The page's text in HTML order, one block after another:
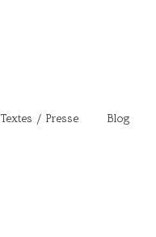
Textes / Presse Blog